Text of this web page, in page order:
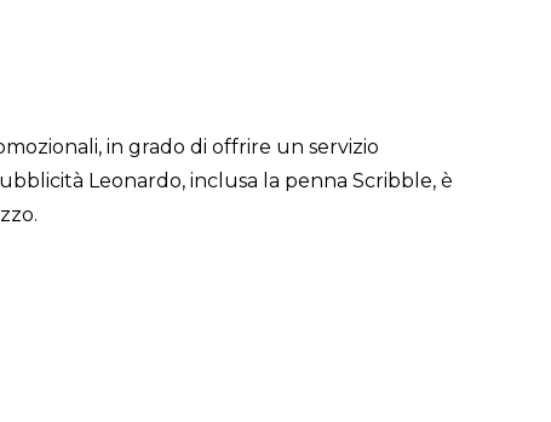
in grado di offrire un servizio
Leonardo, inclusa la penna Scribble, è